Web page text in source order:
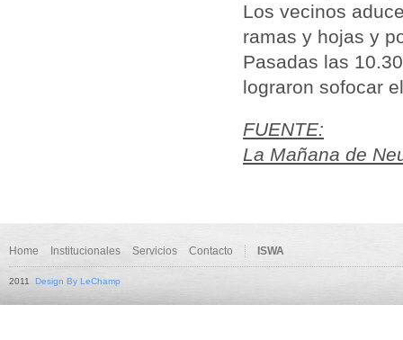
Los vecinos
ramas y hojas y
Pasadas las
lograron sofocar
FUENTE:
La Mañana de
Home Institucionales Servicios Contacto ISWA
2011 Design By LeChamp